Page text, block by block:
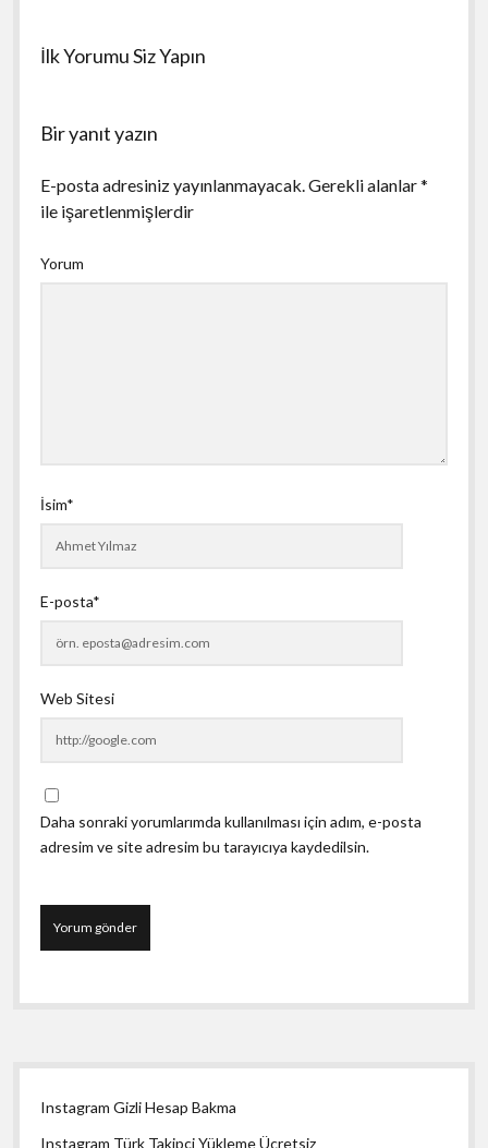
İlk Yorumu Siz Yapın
Bir yanıt yazın
E-posta adresiniz yayınlanmayacak.Gerekli alanlar*
ile işaretlenmişlerdir
Yorum
İsim*
E-posta*
Web Sitesi
Daha sonraki yorumlarımda kullanılması için adım, e-posta
adresim ve site adresim bu tarayıcıya kaydedilsin.
Yan
Menü
Instagram Gizli Hesap Bakma
Instagram Türk Takipçi Yükleme Ücretsiz